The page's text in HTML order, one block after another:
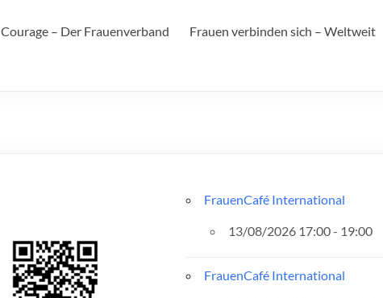
Courage – Der Frauenverband Frauen verbinden sich – Weltweit
FrauenCafé International
13/08/2026 17:00 - 19:00
FrauenCafé International